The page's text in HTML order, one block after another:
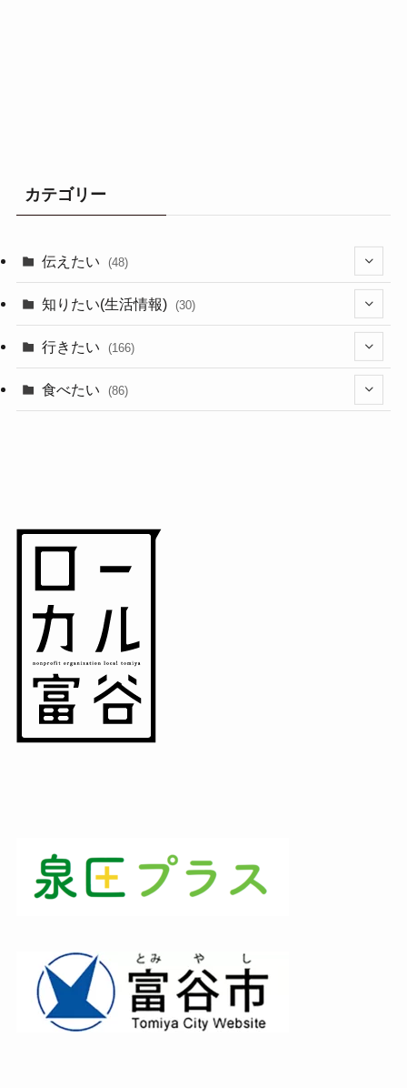
カテゴリー
伝えたい (48)
(44)
(1)
知りたい(生活情報) (30)
(10)
(11)
行きたい (166)
(18)
食べたい (86)